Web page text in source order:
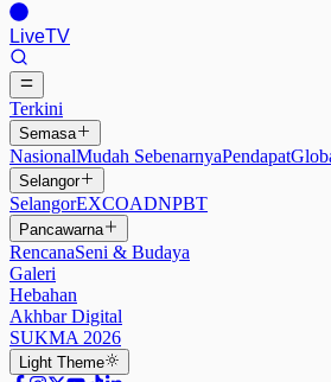
LiveTV
Terkini
Semasa
NasionalMudah SebenarnyaPendapat
Selangor
SelangorEXCOADNPBT
Pancawarna
RencanaSeni & Budaya
Galeri
Hebahan
Akhbar Digital
SUKMA 2026
Light Theme